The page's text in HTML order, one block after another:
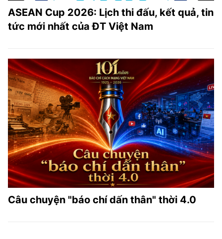
ASEAN Cup 2026: Lịch thi đấu, kết quả, tin
tức mới nhất của ĐT Việt Nam
Câu chuyện "báo chí dấn thân" thời 4.0